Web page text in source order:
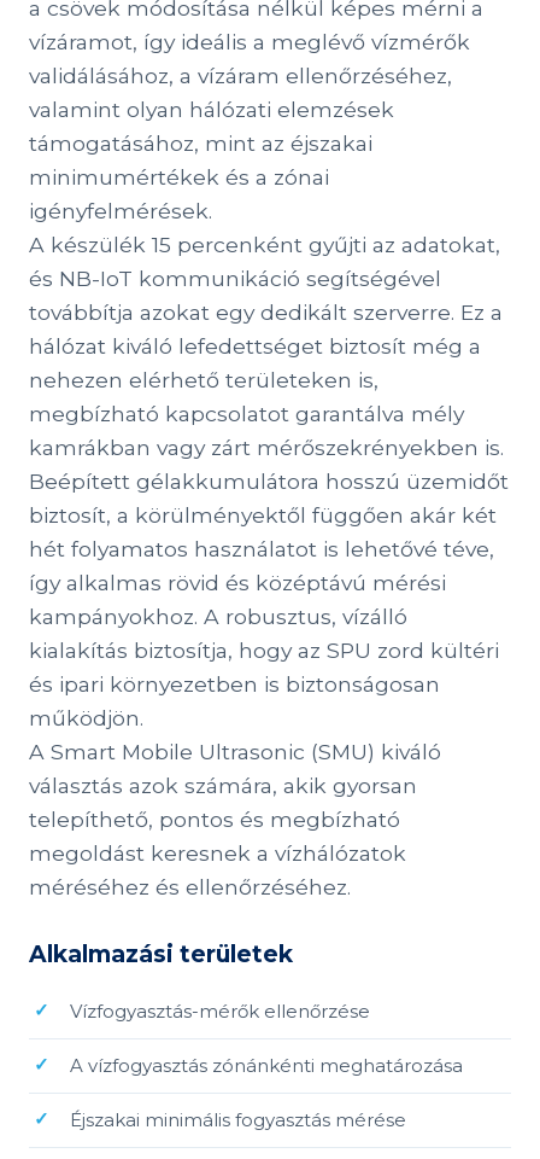
a csövek módosítása nélkül képes mérni a
vízáramot, így ideális a meglévő vízmérők
validálásához, a vízáram ellenőrzéséhez,
valamint olyan hálózati elemzések
támogatásához, mint az éjszakai
minimumértékek és a zónai
igényfelmérések.
A készülék 15 percenként gyűjti az adatokat,
és NB-IoT kommunikáció segítségével
továbbítja azokat egy dedikált szerverre. Ez a
hálózat kiváló lefedettséget biztosít még a
nehezen elérhető területeken is,
megbízható kapcsolatot garantálva mély
kamrákban vagy zárt mérőszekrényekben is.
Beépített gélakkumulátora hosszú üzemidőt
biztosít, a körülményektől függően akár két
hét folyamatos használatot is lehetővé téve,
így alkalmas rövid és középtávú mérési
kampányokhoz. A robusztus, vízálló
kialakítás biztosítja, hogy az SPU zord kültéri
és ipari környezetben is biztonságosan
működjön.
A Smart Mobile Ultrasonic (SMU) kiváló
választás azok számára, akik gyorsan
telepíthető, pontos és megbízható
megoldást keresnek a vízhálózatok
méréséhez és ellenőrzéséhez.
Alkalmazási területek
Vízfogyasztás-mérők ellenőrzése
A vízfogyasztás zónánkénti meghatározása
Éjszakai minimális fogyasztás mérése